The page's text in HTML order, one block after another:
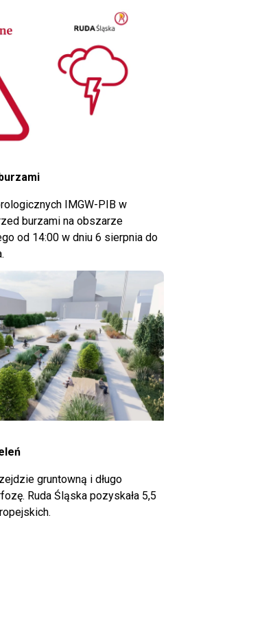
IMGW-PIB w
burzami na obszarze
od 14:00 w dniu 6 sierpnia do
gruntowną i długo
Ruda Śląska pozyskała 5,5